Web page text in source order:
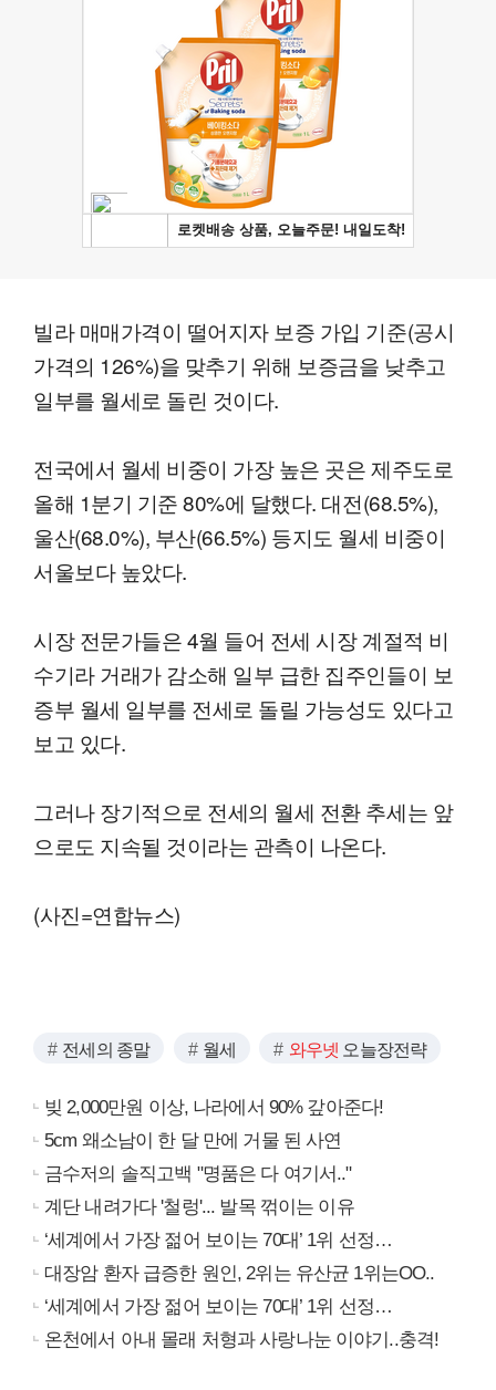
빌라 매매가격이 떨어지자 보증 가입 기준(공시
가격의 126%)을 맞추기 위해 보증금을 낮추고
일부를 월세로 돌린 것이다.
전국에서 월세 비중이 가장 높은 곳은 제주도로
올해 1분기 기준 80%에 달했다. 대전(68.5%),
울산(68.0%), 부산(66.5%) 등지도 월세 비중이
서울보다 높았다.
시장 전문가들은 4월 들어 전세 시장 계절적 비
수기라 거래가 감소해 일부 급한 집주인들이 보
증부 월세 일부를 전세로 돌릴 가능성도 있다고
보고 있다.
그러나 장기적으로 전세의 월세 전환 추세는 앞
으로도 지속될 것이라는 관측이 나온다.
(사진=연합뉴스)
전세의 종말 월세 와우넷 오늘장전략
빚 2,000만원 이상, 나라에서 90% 갚아준다!
5cm 왜소남이 한 달 만에 거물 된 사연
금수저의 솔직고백 "명품은 다 여기서.."
계단 내려가다 '철렁'... 발목 꺾이는 이유
‘세계에서 가장 젊어 보이는 70대’ 1위 선정…
대장암 환자 급증한 원인, 2위는 유산균 1위는OO..
‘세계에서 가장 젊어 보이는 70대’ 1위 선정…
온천에서 아내 몰래 처형과 사랑나눈 이야기..충격!